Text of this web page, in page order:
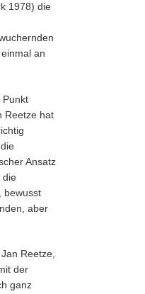
1978) die
an
Punkt
Reetze hat
Ansatz
die
bewusst
aber
Reetze,
der
ganz